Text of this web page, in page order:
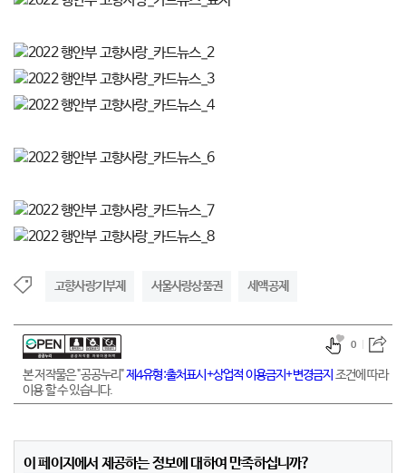
고향사랑기부제 서울사랑상품권 세액공제
본 저작물은 "공공누리"제4유형:출처표시+상업적 이용금지+변경금지 조건에 따라
이용 할 수 있습니다.
0
이 페이지에서 제공하는 정보에 대하여 만족하십니까?